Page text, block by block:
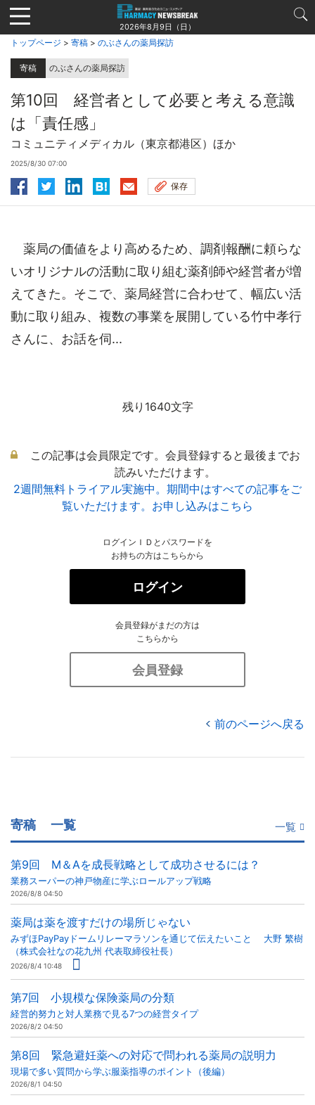
Jump
to
navigation
2026年8月9日（日）
トップページ > 寄稿 > のぶさんの薬局探訪
寄稿 のぶさんの薬局探訪
第10回 経営者として必要と考える意識
は「責任感」
コミュニティメディカル（東京都港区）ほか
2025/8/30 07:00
保存
薬局の価値をより高めるため、調剤報酬に頼らな
いオリジナルの活動に取り組む薬剤師や経営者が増
えてきた。そこで、薬局経営に合わせて、幅広い活
動に取り組み、複数の事業を展開している竹中孝行
さんに、お話を伺...
残り1640文字
この記事は会員限定です。会員登録すると最後までお
読みいただけます。
2週間無料トライアル実施中。期間中はすべての記事をご
覧いただけます。お申し込みはこちら
ログインＩＤとパスワードを
お持ちの方はこちらから
ログイン
会員登録がまだの方は
こちらから
会員登録
前のページへ戻る
寄稿 一覧 一覧
第9回 M＆Aを成長戦略として成功させるには？
業務スーパーの神戸物産に学ぶロールアップ戦略
2026/8/8 04:50
薬局は薬を渡すだけの場所じゃない
みずほPayPayドームリレーマラソンを通じて伝えたいこと 大野 繁樹
（株式会社なの花九州 代表取締役社長）
2026/8/4 10:48
第7回 小規模な保険薬局の分類
経営的努力と対人業務で見る7つの経営タイプ
2026/8/2 04:50
第8回 緊急避妊薬への対応で問われる薬局の説明力
現場で多い質問から学ぶ服薬指導のポイント（後編）
2026/8/1 04:50